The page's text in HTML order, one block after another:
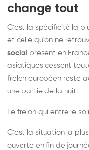
change tout
C'est la spécificité la
et celle qu'on ne
social présent en
asiatiques cessent
frelon européen reste
une partie de la nuit.
Le frelon qui entre le
C'est la situation la
ouverte en fin de